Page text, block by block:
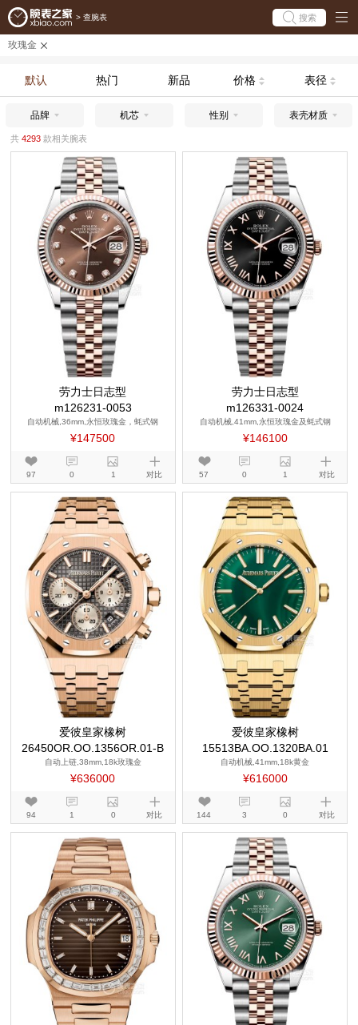
> 查腕表 搜索
玫瑰金
默认 热门 新品 价格 表径
品牌 机芯 性别 表壳材质
共 4293款相关腕表
劳力士日志型
m126231-0053
自动机械,36mm,永恒玫瑰金，蚝式钢
¥147500
97 0 1 对比
劳力士日志型
m126331-0024
自动机械,41mm,永恒玫瑰金及蚝式钢
¥146100
57 0 1 对比
爱彼皇家橡树
26450OR.OO.1356OR.01-B
自动上链,38mm,18k玫瑰金
¥636000
94 1 0 对比
爱彼皇家橡树
15513BA.OO.1320BA.01
自动机械,41mm,18k黄金
¥616000
144 3 0 对比